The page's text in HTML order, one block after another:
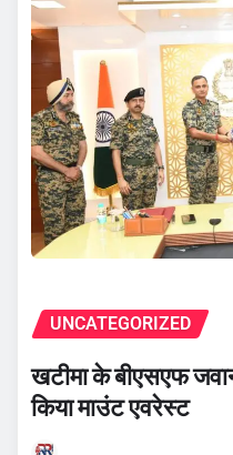
UNCATEGORIZED
खटीमा के बीएसएफ
किया माउंट एवरेस्ट